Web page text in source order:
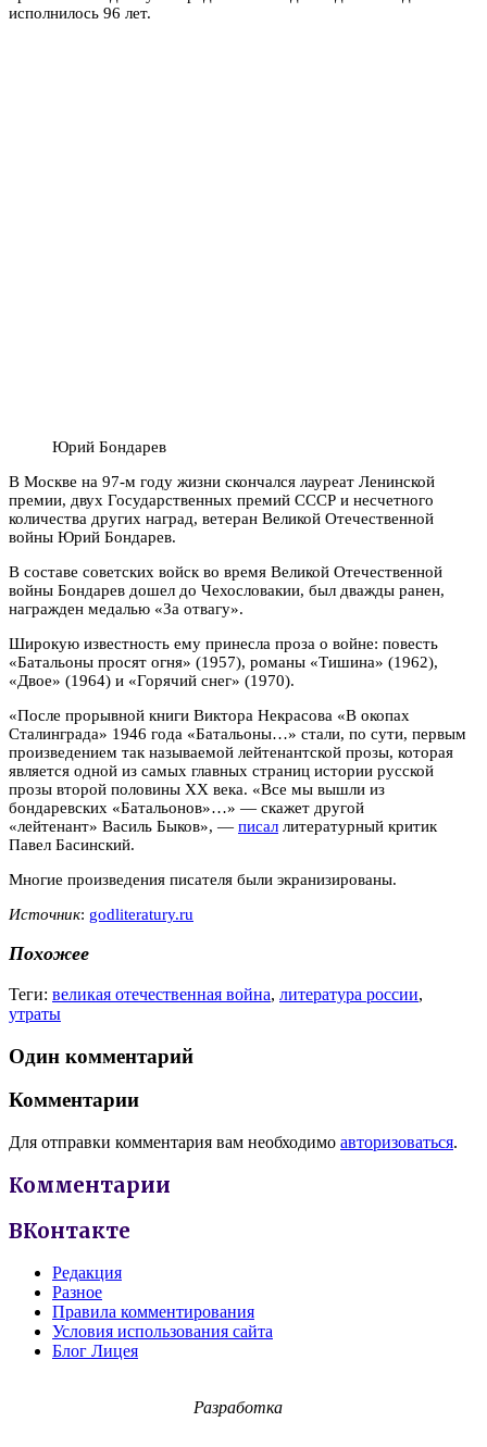
исполнилось 96 лет.
Юрий Бондарев
В Москве на 97-м году жизни скончался лауреат Ленинской
премии, двух Государственных премий СССР и несчетного
количества других наград, ветеран Великой Отечественной
войны Юрий Бондарев.
В составе советских войск во время Великой Отечественной
войны Бондарев дошел до Чехословакии, был дважды ранен,
награжден медалью «За отвагу».
Широкую известность ему принесла проза о войне: повесть
«Батальоны просят огня» (1957), романы «Тишина» (1962),
«Двое» (1964) и «Горячий снег» (1970).
«После прорывной книги Виктора Некрасова «В окопах
Сталинграда» 1946 года «Батальоны…» стали, по сути, первым
произведением так называемой лейтенантской прозы, которая
является одной из самых главных страниц истории русской
прозы второй половины ХХ века. «Все мы вышли из
бондаревских «Батальонов»…» — скажет другой
«лейтенант» Василь Быков», — писал литературный критик
Павел Басинский.
Многие произведения писателя были экранизированы.
Источник: godliteratury.ru
Похожее
Теги: великая отечественная война, литература россии,
утраты
Один комментарий
Комментарии
Для отправки комментария вам необходимо авторизоваться.
Комментарии
ВКонтакте
Редакция
Разное
Правила комментирования
Условия использования сайта
Блог Лицея
Разработка